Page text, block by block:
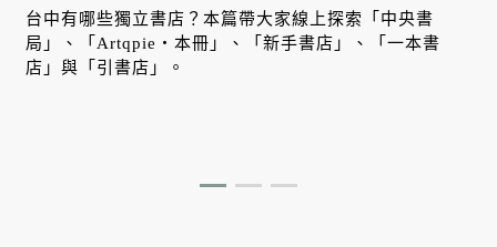
台中有哪些獨立書店？本篇帶大家線上探索「中央書
局」、「Artqpie・本冊」、「新手書店」、「一本書
店」與「引書店」。